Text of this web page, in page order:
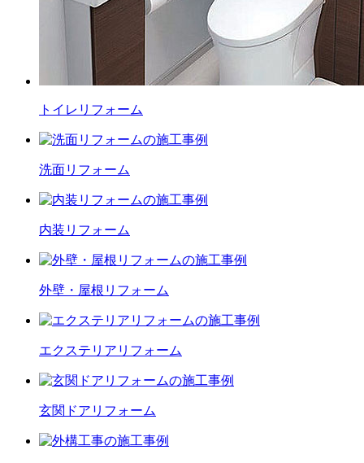
トイレ リフォーム
洗面リフォーム
内装 リフォーム
外壁・屋根 リフォーム
エクステリア リフォーム
玄関ドア リフォーム